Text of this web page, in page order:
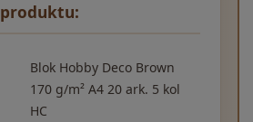
Blok Hobby Deco Brown
170 g/m² A4 20 ark. 5 kol
HC